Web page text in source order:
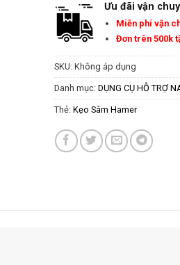
Ưu đãi vận
Miễn phí vận
Đơn trên 500k
SKU: Không áp dụng
Danh mục: DỤNG CỤ HỖ TRỢ
Thẻ: Kẹo Sâm Hamer